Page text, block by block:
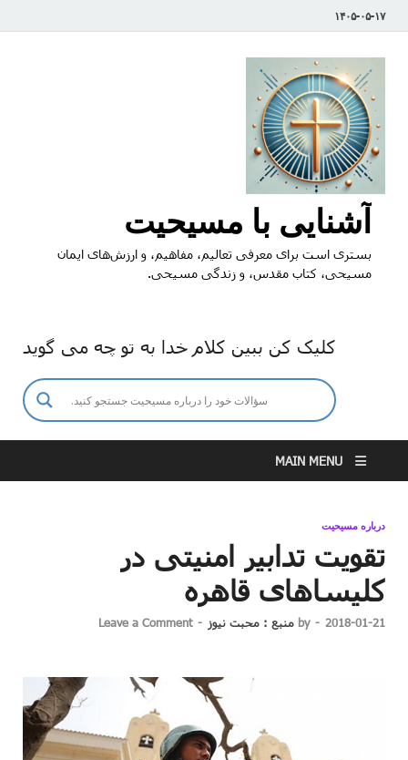
۱۴۰۵-۰۵-۱۷
آشنایی با مسیحیت
بستری است برای معرفی تعالیم، مفاهیم، و ارزش‌های ایمان
مسیحی، کتاب مقدس، و زندگی مسیحی.
کلیک کن ببین کلام خدا به تو چه می گوید
MAIN MENU
درباره مسیحیت
تقویت تدابیر امنیتی در
کلیساهای قاهره
2018-01-21
-
by منبع : محبت نیوز -
Leave a Comment